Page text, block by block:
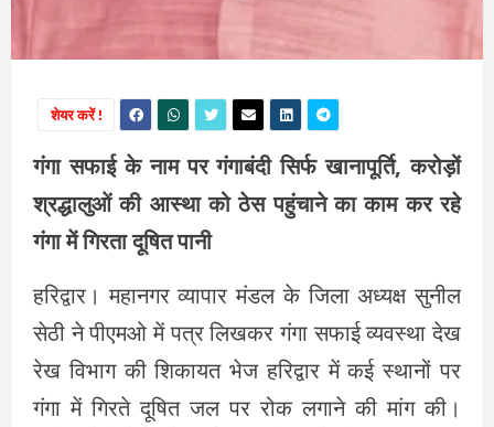
शेयर करें !
गंगा सफाई के नाम पर गंगाबंदी सिर्फ खानापूर्ति, करोड़ों
श्रद्धालुओं की आस्था को ठेस पहुंचाने का काम कर रहे
गंगा में गिरता दूषित पानी
हरिद्वार। महानगर व्यापार मंडल के जिला अध्यक्ष सुनील
सेठी ने पीएमओ में पत्र लिखकर गंगा सफाई व्यवस्था देख
रेख विभाग की शिकायत भेज हरिद्वार में कई स्थानों पर
गंगा में गिरते दूषित जल पर रोक लगाने की मांग की।